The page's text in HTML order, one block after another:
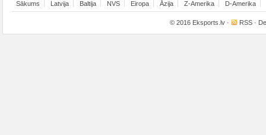
Sākums Latvija Baltija NVS Eiropa Āzija Z-Amerika D-Amerika
© 2016 Eksports.lv · RSS ·